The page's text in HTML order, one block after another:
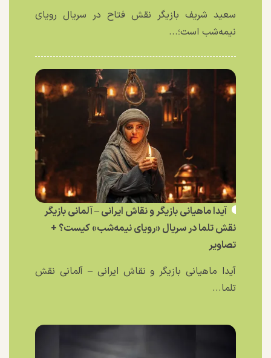
سعید شریف بازیگر نقش فتاح در سریال رویای
نیمه‌شب است؛...
آیدا ماهیانی بازیگر و نقاش ایرانی – آلمانی بازیگر
نقش تلما در سریال «رویای نیمه‌شب» کیست؟ +
تصاویر
آیدا ماهیانی بازیگر و نقاش ایرانی – آلمانی نقش
تلما...